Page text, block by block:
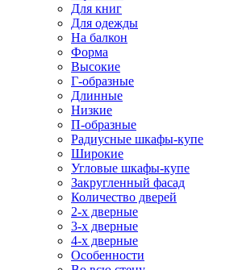
Для книг
Для одежды
На балкон
Форма
Высокие
Г-образные
Длинные
Низкие
П-образные
Радиусные шкафы-купе
Широкие
Угловые шкафы-купе
Закругленный фасад
Количество дверей
2-х дверные
3-х дверные
4-х дверные
Особенности